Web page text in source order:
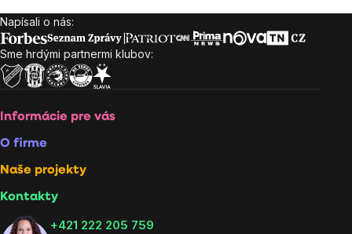
Zápätie
Napísali o nás:
Sme hrdými partnermi klubov:
Informácie pre vás
O firme
Naše projekty
Kontakty
+421 222 205 759